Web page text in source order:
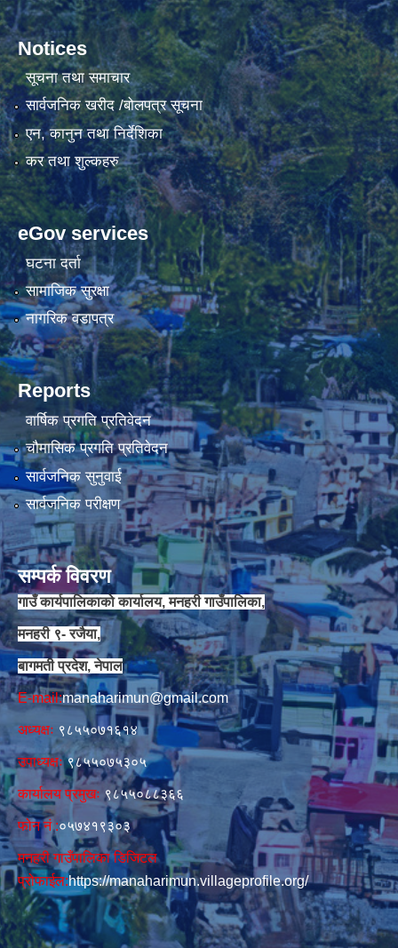
Notices
सूचना तथा समाचार
सार्वजनिक खरीद /बोलपत्र सूचना
एन, कानुन तथा निर्देशिका
कर तथा शुल्कहरु
eGov services
घटना दर्ता
सामाजिक सुरक्षा
नागरिक वडापत्र
Reports
वार्षिक प्रगति प्रतिवेदन
चौमासिक प्रगति प्रतिवेदन
सार्वजनिक सुनुवाई
सार्वजनिक परीक्षण
सम्पर्क विवरण
गाउँ कार्यपालिकाको कार्यालय, मनहरी गाउँपालिका,
मनहरी ९- रजैया,
बागमती प्रदेश, नेपाल
E-mail:manaharimun@gmail.com
अध्यक्षः ९८५५०७१६१४
उपाध्यक्षः९८५५०७५३०५
कार्यालय प्रमुखः ९८५५०८८३६६
फोन नं‍‌ :०५७४१९३०३
मनहरी गाउँपालिका डिजिटल
प्रोफाईल:https://manaharimun.villageprofile.org/